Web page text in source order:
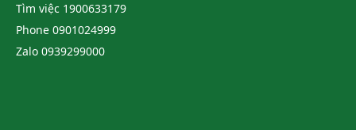
Tìm việc 1900633179
Phone 0901024999
Zalo 0939299000